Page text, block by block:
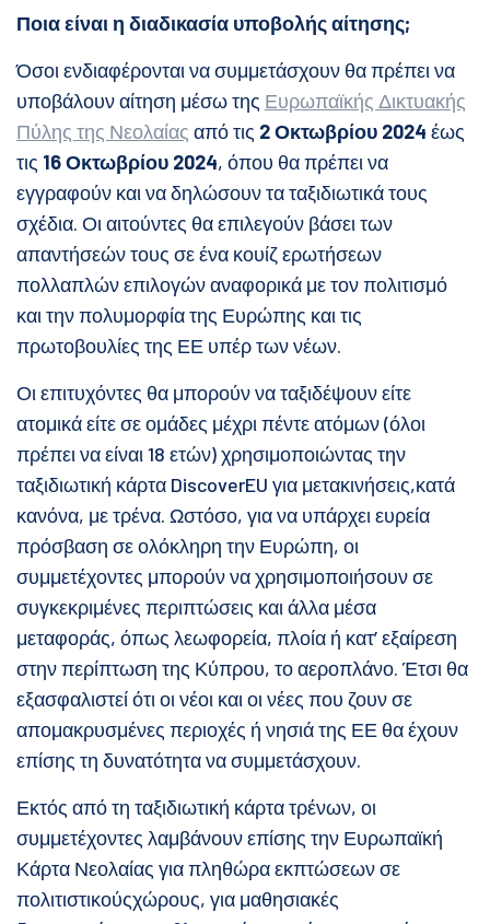
Ποια είναι η διαδικασία υποβολής αίτησης;
Όσοι ενδιαφέρονται να συμμετάσχουν θα πρέπει να
υποβάλουν αίτηση μέσω της Ευρωπαϊκής Δικτυακής
Πύλης της Νεολαίας από τις 2 Οκτωβρίου 2024 έως
τις 16 Οκτωβρίου 2024, όπου θα πρέπει να
εγγραφούν και να δηλώσουν τα ταξιδιωτικά τους
σχέδια. Οι αιτούντες θα επιλεγούν βάσει των
απαντήσεών τους σε ένα κουίζ ερωτήσεων
πολλαπλών επιλογών αναφορικά με τον πολιτισμό
και την πολυμορφία της Ευρώπης και τις
πρωτοβουλίες της ΕΕ υπέρ των νέων.
Οι επιτυχόντες θα μπορούν να ταξιδέψουν είτε
ατομικά είτε σε ομάδες μέχρι πέντε ατόμων (όλοι
πρέπει να είναι 18 ετών) χρησιμοποιώντας την
ταξιδιωτική κάρτα DiscoverEU για μετακινήσεις,κατά
κανόνα, με τρένα. Ωστόσο, για να υπάρχει ευρεία
πρόσβαση σε ολόκληρη την Ευρώπη, οι
συμμετέχοντες μπορούν να χρησιμοποιήσουν σε
συγκεκριμένες περιπτώσεις και άλλα μέσα
μεταφοράς, όπως λεωφορεία, πλοία ή κατ’ εξαίρεση
στην περίπτωση της Κύπρου, το αεροπλάνο. Έτσι θα
εξασφαλιστεί ότι οι νέοι και οι νέες που ζουν σε
απομακρυσμένες περιοχές ή νησιά της ΕΕ θα έχουν
επίσης τη δυνατότητα να συμμετάσχουν.
Εκτός από τη ταξιδιωτική κάρτα τρένων, οι
συμμετέχοντες λαμβάνουν επίσης την Ευρωπαϊκή
Κάρτα Νεολαίας για πληθώρα εκπτώσεων σε
πολιτιστικούςχώρους, για μαθησιακές